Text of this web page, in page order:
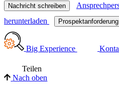
Nachricht schreiben
herunterladen
Prospektanforderung
Big Experience
Teilen
Nach oben